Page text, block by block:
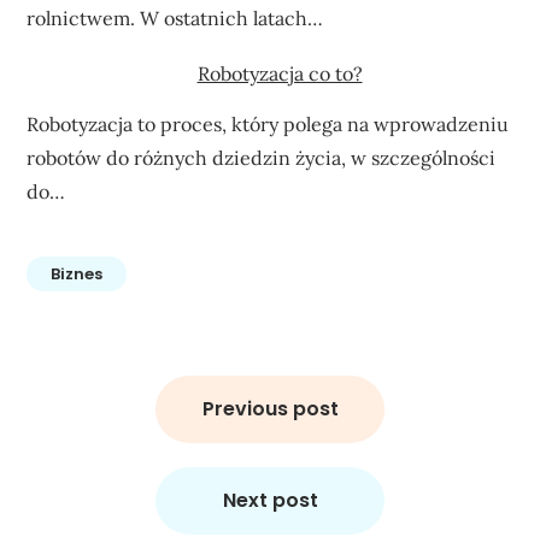
rolnictwem. W ostatnich latach…
Robotyzacja co to?
Robotyzacja to proces, który polega na wprowadzeniu
robotów do różnych dziedzin życia, w szczególności
do…
Biznes
Previous post
Next post